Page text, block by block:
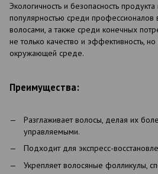
Экологичность и безопасность
популярностью среди профессионалов
волосами, а также среди конечных
не только качество и эффективность,
окружающей среде.
Преимущества:
Разглаживает волосы, делая их
управляемыми.
Подходит для экспресс-
Укрепляет волосяные фолликулы,